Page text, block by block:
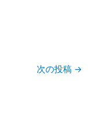
次の投稿 →